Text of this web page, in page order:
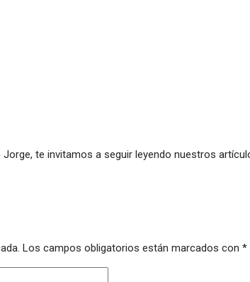
te invitamos a seguir leyendo nuestros
Los campos obligatorios están marcados con *